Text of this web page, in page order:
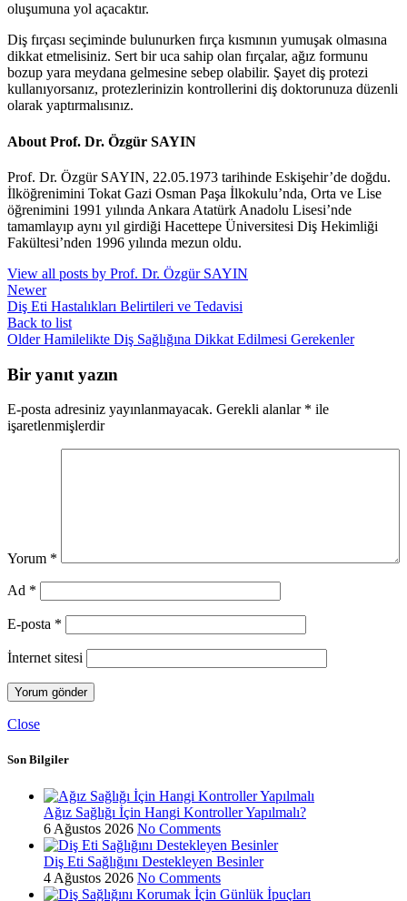
oluşumuna yol açacaktır.
Diş fırçası seçiminde bulunurken fırça kısmının yumuşak olmasına
dikkat etmelisiniz. Sert bir uca sahip olan fırçalar, ağız formunu
bozup yara meydana gelmesine sebep olabilir. Şayet diş protezi
kullanıyorsanız, protezlerinizin kontrollerini diş doktorunuza düzenli
olarak yaptırmalısınız.
About Prof. Dr. Özgür SAYIN
Prof. Dr. Özgür SAYIN, 22.05.1973 tarihinde Eskişehir’de doğdu.
İlköğrenimini Tokat Gazi Osman Paşa İlkokulu’nda, Orta ve Lise
öğrenimini 1991 yılında Ankara Atatürk Anadolu Lisesi’nde
tamamlayıp aynı yıl girdiği Hacettepe Üniversitesi Diş Hekimliği
Fakültesi’nden 1996 yılında mezun oldu.
View all posts by Prof. Dr. Özgür SAYIN
Newer
Diş Eti Hastalıkları Belirtileri ve Tedavisi
Back to list
Older Hamilelikte Diş Sağlığına Dikkat Edilmesi Gerekenler
Bir yanıt yazın
E-posta adresiniz yayınlanmayacak. Gerekli alanlar * ile
işaretlenmişlerdir
Yorum *
Ad *
E-posta *
İnternet sitesi
Close
Son Bilgiler
Ağız Sağlığı İçin Hangi Kontroller Yapılmalı?
6 Ağustos 2026 No Comments
Diş Eti Sağlığını Destekleyen Besinler
4 Ağustos 2026 No Comments